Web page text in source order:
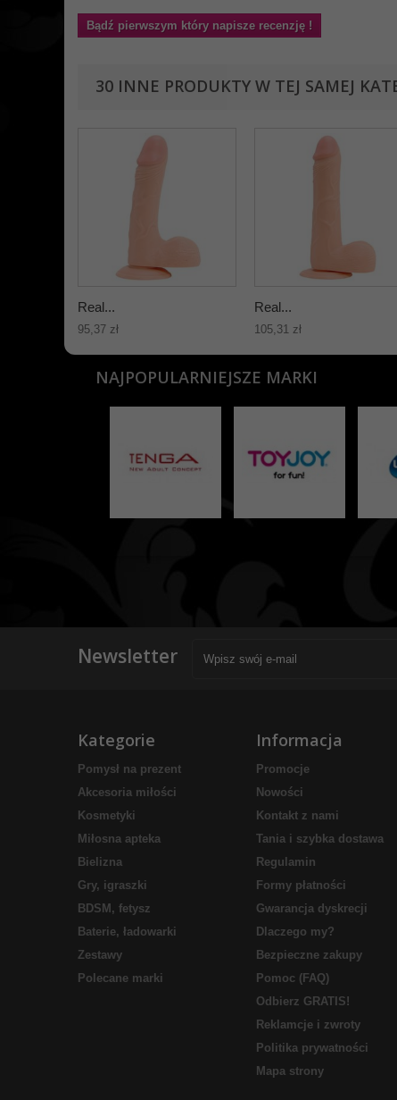
Bądź pierwszym który napisze recenzję !
30 INNE PRODUKTY W TEJ SAMEJ
Real...
95,37 zł
Real...
105,31 zł
NAJPOPULARNIEJSZE MARKI
Newsletter
Kategorie
Pomysł na prezent
Akcesoria miłości
Kosmetyki
Miłosna apteka
Bielizna
Gry, igraszki
BDSM, fetysz
Baterie, ładowarki
Zestawy
Polecane marki
Informacja
Promocje
Nowości
Kontakt z nami
Tania i szybka dostawa
Regulamin
Formy płatności
Gwarancja dyskrecji
Dlaczego my?
Bezpieczne zakupy
Pomoc (FAQ)
Odbierz GRATIS!
Reklamcje i zwroty
Politika prywatności
Mapa strony